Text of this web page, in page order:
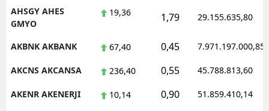
AHSGY AHES
GMYO
19,36 1,79 29.155.635,80
AKBNK AKBANK 67,40 0,45 7.971.197.000,85
AKCNS AKCANSA 236,40 0,55 45.788.813,60
AKENR AKENERJI 10,14 0,90 51.859.410,14